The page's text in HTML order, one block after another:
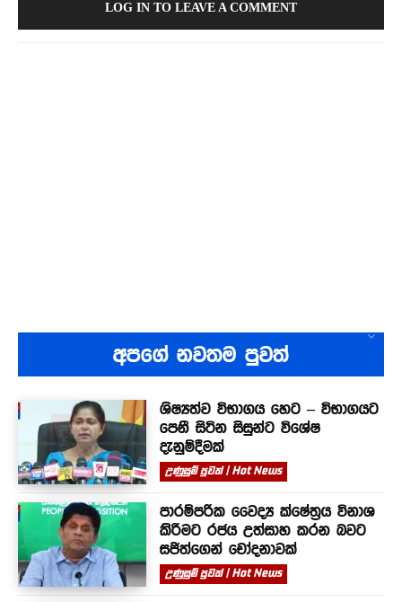
LOG IN TO LEAVE A COMMENT
අපගේ නවතම පුවත්
ශිෂ්‍යත්ව විභාගය හෙට – විභාගයට
පෙනී සිටින සිසුන්ට විශේෂ
දැනුම්දීමක්
උණුසුම් පුවත් | Hot News
පාරම්පරික වෛද්‍ය ක්ෂේත්‍රය විනාශ
කිරීමට රජය උත්සාහ කරන බවට
සජිත්ගෙන් චෝදනාවක්
උණුසුම් පුවත් | Hot News